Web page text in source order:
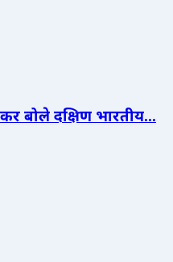
बोले दक्षिण भारतीय...